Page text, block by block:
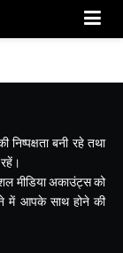
बनी रहे तथा
मीडिया अकाउंट्स को
में आपके साथ होने की